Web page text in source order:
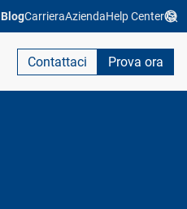
BlogCarrieraAziendaHelp Center
Contattaci Prova ora